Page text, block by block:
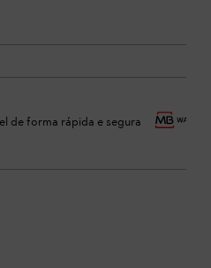
de forma rápida e segura